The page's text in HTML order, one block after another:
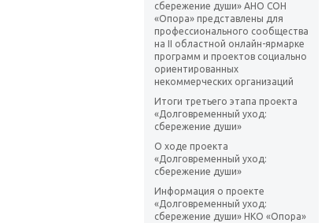
сбережение души» АНО СОН
«Опора» представлены для
профессионального сообщества
на II областной онлайн-ярмарке
программ и проектов социально
ориентированных
некоммерческих организаций
Итоги третьего этапа проекта
«Долговременный уход:
сбережение души»
О ходе проекта
«Долговременный уход:
сбережение души»
Информация о проекте
«Долговременный уход:
сбережение души» НКО «Опора»